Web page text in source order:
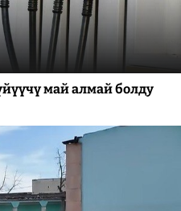
май алмай болду